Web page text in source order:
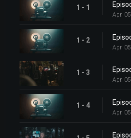
1 - 1
Apr.
1 - 2
Apr.
1 - 3
Apr.
1 - 4
Apr.